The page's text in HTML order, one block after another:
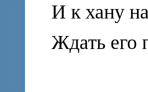
И к хану
Ждать его